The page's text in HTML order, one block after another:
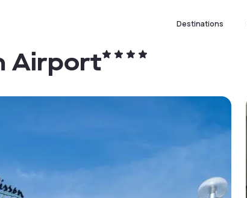
Destinations
Airport